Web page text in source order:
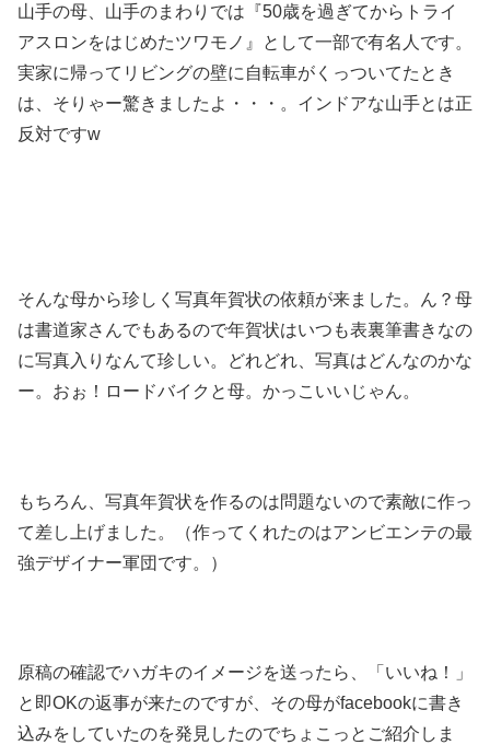
山手の母、山手のまわりでは『50歳を過ぎてからトライ
アスロンをはじめたツワモノ』として一部で有名人です。
実家に帰ってリビングの壁に自転車がくっついてたとき
は、そりゃー驚きましたよ・・・。インドアな山手とは正
反対ですw
そんな母から珍しく写真年賀状の依頼が来ました。ん？母
は書道家さんでもあるので年賀状はいつも表裏筆書きなの
に写真入りなんて珍しい。どれどれ、写真はどんなのかな
ー。おぉ！ロードバイクと母。かっこいいじゃん。
もちろん、写真年賀状を作るのは問題ないので素敵に作っ
て差し上げました。（作ってくれたのはアンビエンテの最
強デザイナー軍団です。）
原稿の確認でハガキのイメージを送ったら、「いいね！」
と即OKの返事が来たのですが、その母がfacebookに書き
込みをしていたのを発見したのでちょこっとご紹介しま